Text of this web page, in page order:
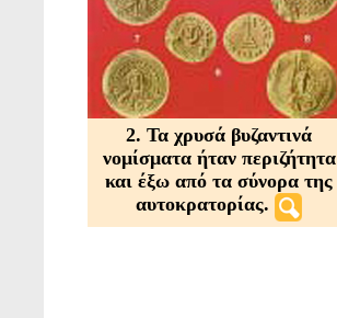
2. Τα χρυσά βυζαντινά
νομίσματα ήταν περιζήτητα
και έξω από τα σύνορα της
αυτοκρατορίας.